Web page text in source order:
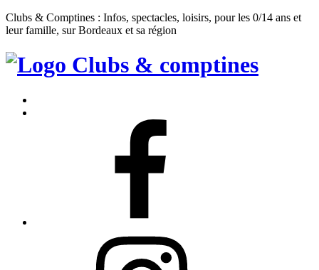
Clubs & Comptines : Infos, spectacles, loisirs, pour les 0/14 ans et
leur famille, sur Bordeaux et sa région
Clubs
Comptines